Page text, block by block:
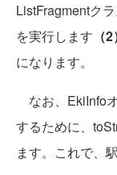
ListFragmentク
を実行します （2
になります。
なお、EkiInfo
するために、
ます。これで、